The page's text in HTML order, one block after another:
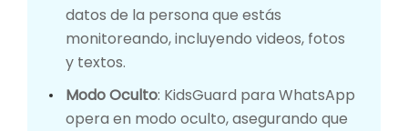
datos de la persona que estás
monitoreando, incluyendo videos, fotos
y textos.
Modo Oculto: KidsGuard para WhatsApp
opera en modo oculto, asegurando que